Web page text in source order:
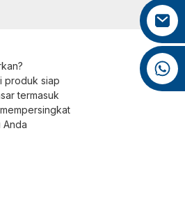
produk siap
termasuk
Anda